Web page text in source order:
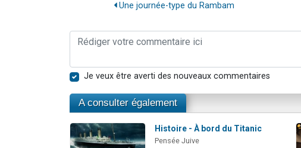
Une journée-type du Rambam
Je veux être averti des nouveaux commentaires
A consulter également
Histoire - À bord du Titanic
Pensée Juive